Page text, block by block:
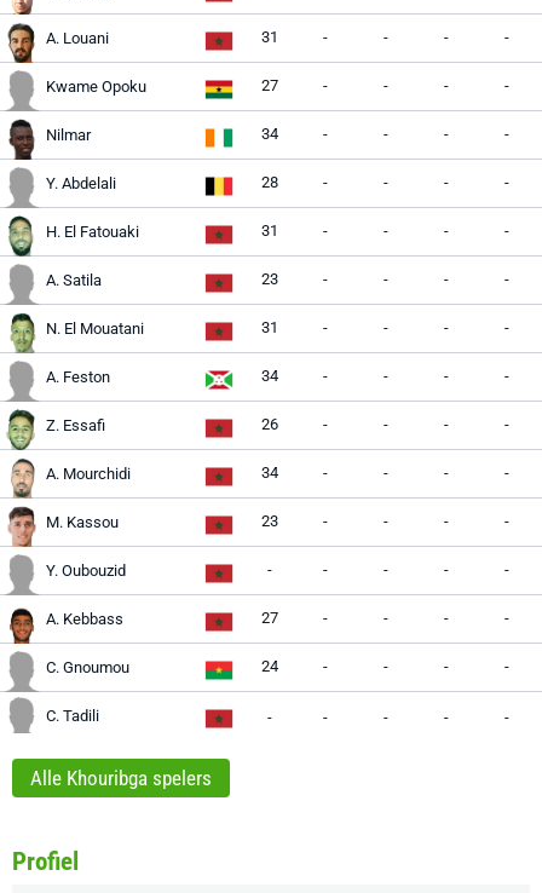
A. Louani 31 - - - -
Kwame Opoku 27 - - - -
Nilmar 34 - - - -
Y. Abdelali 28 - - - -
H. El Fatouaki 31 - - - -
A. Satila 23 - - - -
N. El Mouatani 31 - - - -
A. Feston 34 - - - -
Z. Essafi 26 - - - -
A. Mourchidi 34 - - - -
M. Kassou 23 - - - -
Y. Oubouzid - - - - -
A. Kebbass 27 - - - -
C. Gnoumou 24 - - - -
C. Tadili - - - - -
Alle Khouribga spelers
Profiel